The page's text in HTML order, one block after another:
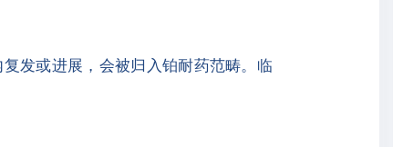
发或进展，会被归入铂耐药范畴。临